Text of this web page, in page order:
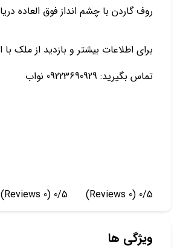
روف گاردن با چشم انداز فوق العاده
برای اطلاعات بیشتر و بازدید از ملک با
تماس بگیرید: 09223690929 نواب
0/5
(0 Reviews)
0/5
(0 Reviews)
ویژگی ها